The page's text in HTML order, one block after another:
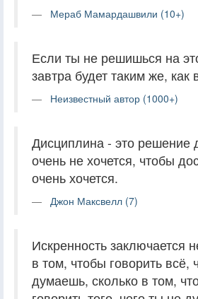
Мераб Мамардашвили (10+)
Если ты не решишься на
завтра будет таким же, как
Неизвестный автор (1000+)
Дисциплина - это решение
очень не хочется, чтобы
очень хочется.
Джон Максвелл (7)
Искренность заключается
в том, чтобы говорить всё,
думаешь, сколько в том,